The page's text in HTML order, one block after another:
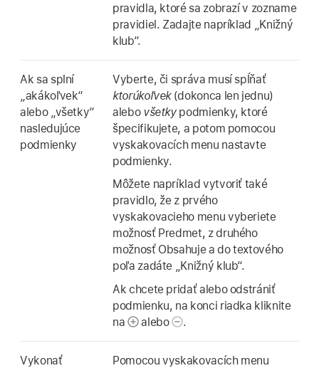
pravidla, ktoré sa zobrazí v zozname
pravidiel. Zadajte napríklad „Knižný
klub“.
Ak sa splní
„akákoľvek“
alebo „všetky“
nasledujúce
podmienky
Vyberte, či správa musí spĺňať
ktorúkoľvek(dokonca len jednu)
alebo všetkypodmienky, ktoré
špecifikujete, a potom pomocou
vyskakovacích menu nastavte
podmienky.
Môžete napríklad vytvoriť také
pravidlo, že z prvého
vyskakovacieho menu vyberiete
možnosť Predmet, z druhého
možnosť Obsahuje a do textového
poľa zadáte „Knižný klub“.
Ak chcete pridať alebo odstrániť
podmienku, na konci riadka kliknite
na
alebo .
Vykonať
Pomocou vyskakovacích menu